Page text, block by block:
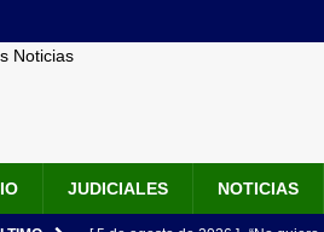
JUDICIALES NOTICIAS